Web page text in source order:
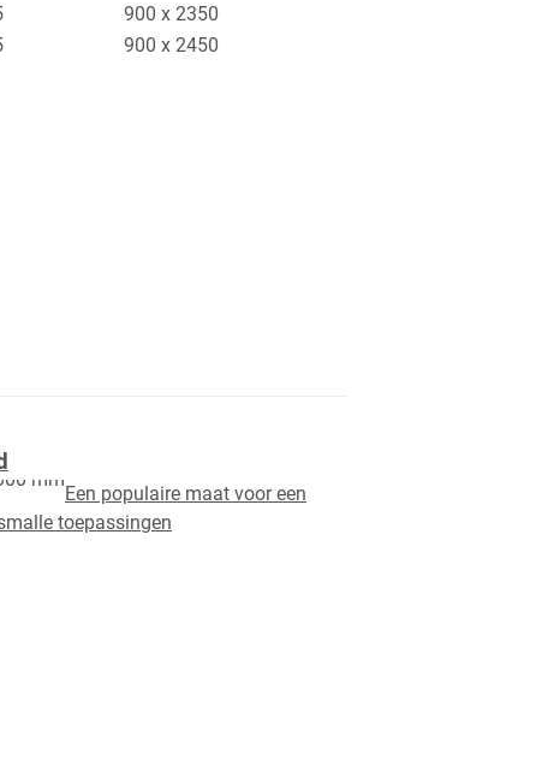
900 x 2350
900 x 2450
Een populaire maat voor een
toepassingen